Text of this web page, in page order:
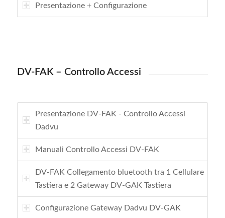
Presentazione + Configurazione
DV-FAK – Controllo Accessi
Presentazione DV-FAK - Controllo Accessi
Dadvu
Manuali Controllo Accessi DV-FAK
DV-FAK Collegamento bluetooth tra 1 Cellulare
Tastiera e 2 Gateway DV-GAK Tastiera
Configurazione Gateway Dadvu DV-GAK